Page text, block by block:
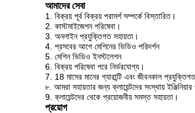
আমাদের সেবা
1. বিক্রয় পূর্ব বিক্রয় পরামর্শ সম্পর্কে বিস্তারিত।
2. কাস্টমাইজেশন পরিষেবা।
3. অনলাইন প্রযুক্তিগত সহায়তা।
4. প্রসবের আগে মেশিনের ভিডিও পরিদর্শন
5. মেশিন ভিডিও ইনস্টলেশন
6. বিক্রয় পরিষেবা পরে নির্ভরযোগ্য।
7. 18 মাসের মানের গ্যারান্টি এবং জীবনকাল
৮. আমরা সহায়তার জন্য ক্লায়েন্টদের সংস্থায় ইঞ্জিনিয়ার
9. ক্লায়েন্টদের থেকে প্রয়োজনীয় সমস্ত সহায়তা।
প্রয়োগ